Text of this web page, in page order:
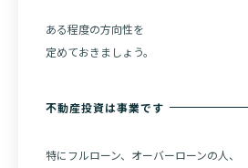
ある程度の方向性を
定めておきましょう。
不動産投資は事業です
特にフルローン、オーバーローンの人、